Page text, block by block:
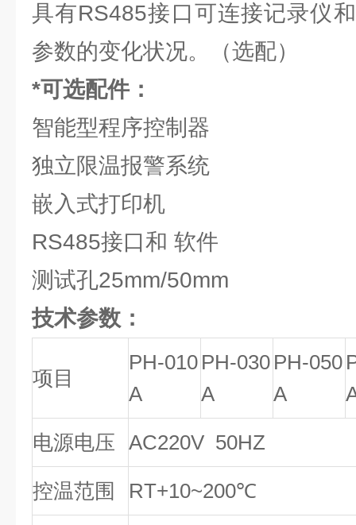
具有RS485接口可连接记录仪
参数的变化状况。（选配）
*可选配件：
智能型程序控制器
独立限温报警系统
嵌入式打印机
RS485接口和 软件
测试孔25mm/50mm
技术参数：
项目
PH-010
A
PH-030
A
PH-050
A
电源电压 AC220V 50HZ
控温范围 RT+10~200℃